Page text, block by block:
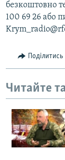
безкоштовно
100 69 26 або
Поділитись
Читайте